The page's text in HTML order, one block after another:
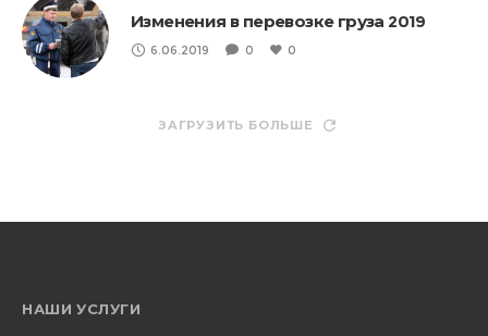
Изменения в перевозке груза 2019
6.06.2019 0 0
ЗАГРУЗИТЬ БОЛЬШЕ
НАШИ УСЛУГИ